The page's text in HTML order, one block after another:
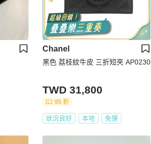
Chanel
黑色 荔枝紋牛皮 三折短夾 AP0230
TWD 31,800
95 折
狀況良好 本地 免運